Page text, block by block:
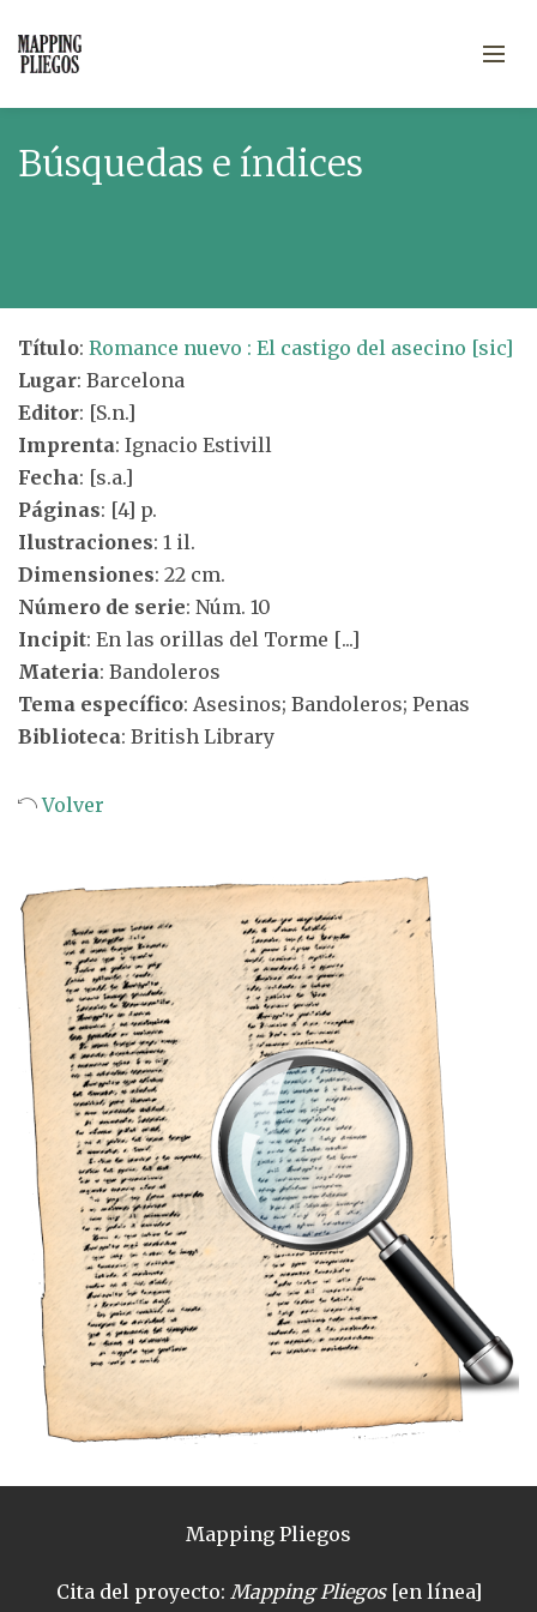
Búsquedas e índices
Título: Romance nuevo : El castigo del asecino [sic]
Lugar: Barcelona
Editor: [S.n.]
Imprenta: Ignacio Estivill
Fecha: [s.a.]
Páginas: [4] p.
Ilustraciones: 1 il.
Dimensiones: 22 cm.
Número de serie: Núm. 10
Incipit: En las orillas del Torme [...]
Materia: Bandoleros
Tema específico: Asesinos; Bandoleros; Penas
Biblioteca: British Library
Volver
Mapping Pliegos
Cita del proyecto: Mapping Pliegos[en línea]